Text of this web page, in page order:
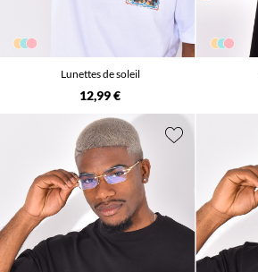
Lunettes de soleil
12,99 €